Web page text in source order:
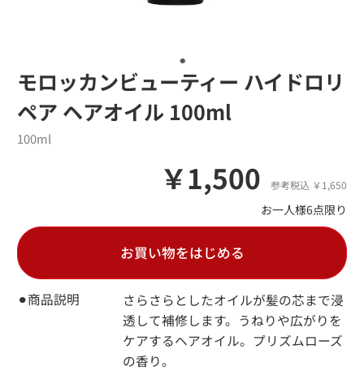
モロッカンビューティー ハイドロリ
ペア ヘアオイル 100ml
⚫︎商品説明
さらさらとしたオイルが髪の芯まで浸
透して補修します。うねりや広がりを
ケアするヘアオイル。プリズムローズ
の香り。
￥1,500 参考税込 ￥1,650
お一人様6点限り
100ml
お買い物をはじめる